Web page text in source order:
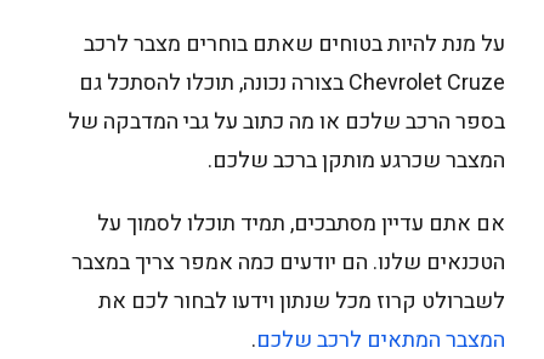
על מנת להיות בטוחים שאתם בוחרים מצבר לרכב
Chevrolet Cruze בצורה נכונה, תוכלו להסתכל גם
בספר הרכב שלכם או מה כתוב על גבי המדבקה של
המצבר שכרגע מותקן ברכב שלכם.
אם אתם עדיין מסתבכים, תמיד תוכלו לסמוך על
הטכנאים שלנו. הם יודעים כמה אמפר צריך במצבר
לשברולט קרוז מכל שנתון וידעו לבחור לכם את
המצבר המתאים לרכב שלכם.